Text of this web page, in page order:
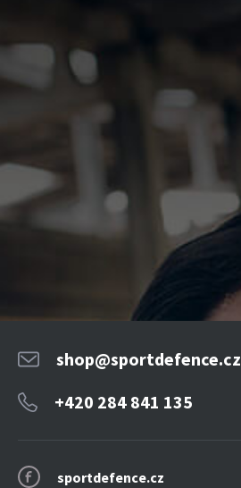
sportdefence.cz
shop@sportdefence.cz
+420 284 841 135